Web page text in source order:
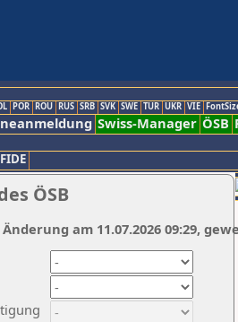
POR ROU RUS SRB SVK SWE TUR UKR VIE
Swiss-Manager ÖSB
ÖSB
am 11.07.2026 09:29,